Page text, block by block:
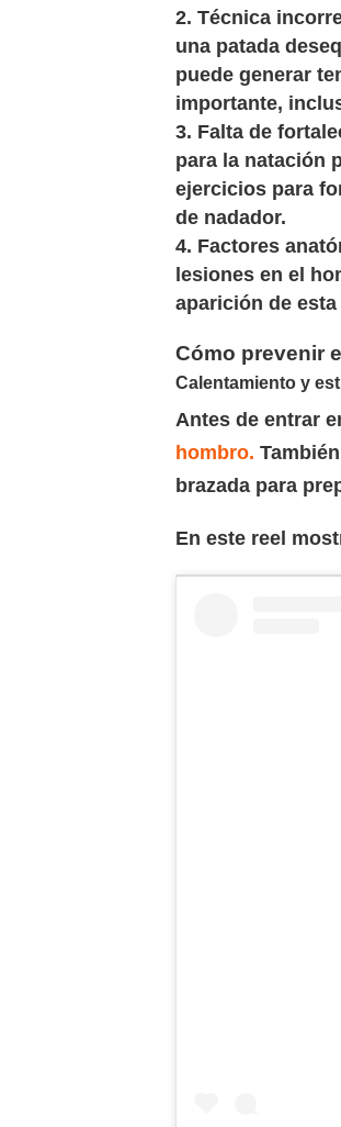
Técnica
una patada
puede generar
importante,
Falta de
para la natación
ejercicios para
de nadador.
Factores
lesiones en el
aparición de
Cómo prevenir
Calentamiento y
Antes de entrar
hombro.
brazada para
En este reel